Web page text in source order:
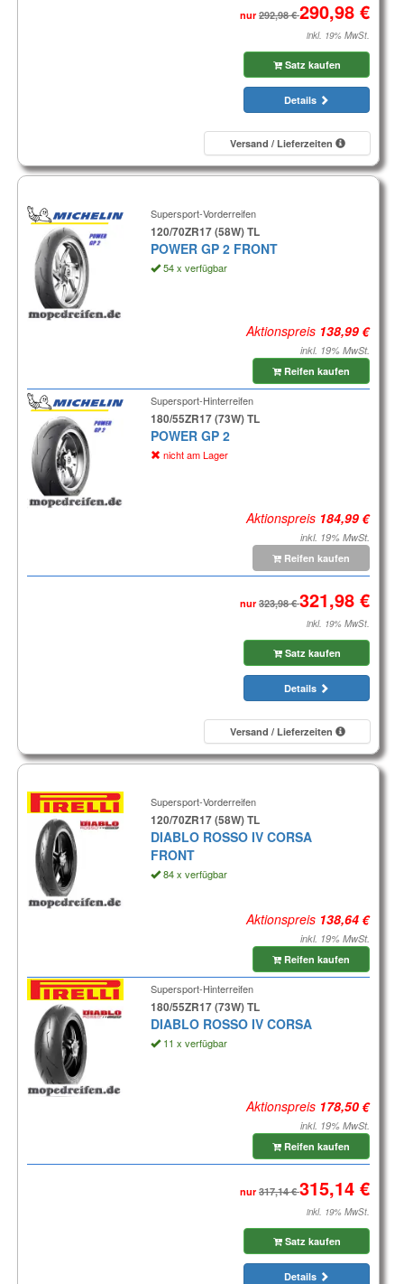
nur
inkl. 19% MwSt.
Satz kaufen
Details
Versand / Lieferzeiten
Supersport-Vorderreifen
120/70ZR17 (58W) TL
POWER GP 2 FRONT
54 x verfügbar
Aktionspreis
inkl. 19% MwSt.
Reifen kaufen
Supersport-Hinterreifen
180/55ZR17 (73W) TL
POWER GP 2
nicht am Lager
Aktionspreis
inkl. 19% MwSt.
Reifen kaufen
nur
inkl. 19% MwSt.
Satz kaufen
Details
Versand / Lieferzeiten
Supersport-Vorderreifen
120/70ZR17 (58W) TL
DIABLO ROSSO IV CORSA
FRONT
84 x verfügbar
Aktionspreis
inkl. 19% MwSt.
Reifen kaufen
Supersport-Hinterreifen
180/55ZR17 (73W) TL
DIABLO ROSSO IV CORSA
11 x verfügbar
Aktionspreis
inkl. 19% MwSt.
Reifen kaufen
nur
inkl. 19% MwSt.
Satz kaufen
Details